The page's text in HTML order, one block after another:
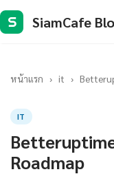
S SiamCafe
หน้าแรก › it ›
IT
Roadmap